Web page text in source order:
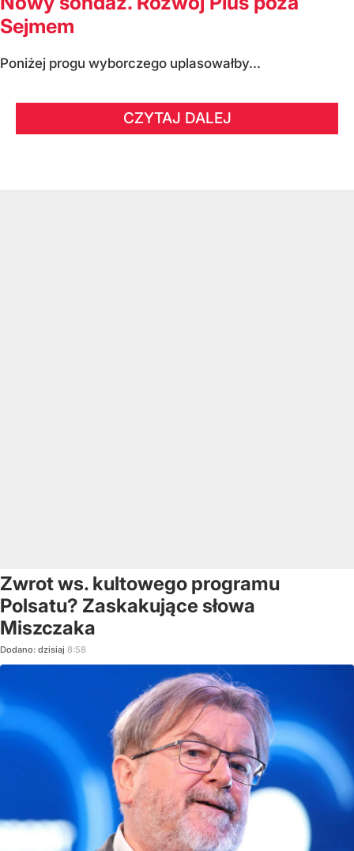
Sejmem
Poniżej progu wyborczego uplasowałby...
CZYTAJ DALEJ
Zwrot ws. kultowego programu
Polsatu? Zaskakujące słowa
Miszczaka
Dodano: dzisiaj 8:58